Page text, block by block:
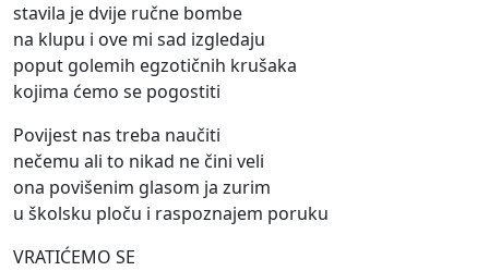
stavila je dvije ručne bombe
na klupu i ove mi sad izgledaju
poput golemih egzotičnih krušaka
kojima ćemo se pogostiti
Povijest nas treba naučiti
nečemu ali to nikad ne čini veli
ona povišenim glasom ja zurim
u školsku ploču i raspoznajem poruku
VRATIĆEMO SE